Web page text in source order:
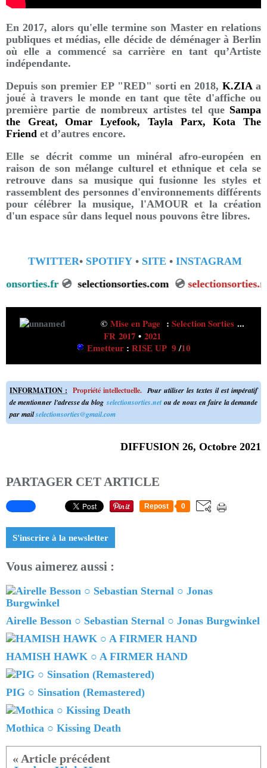
En 2017, alors qu'elle termine son Master en relations
publiques et médias, elle décide de déménager à Berlin
où elle a commencé sa carrière en tant qu’Artiste
indépendante.
Depuis son premier EP "RED" sorti en 2018, K.ZIAa
joué à travers le monde en tant que tête d'affiche ou
première partie de nombreux artistes tel que Sampa
the Great, Omar Lyefook, Tayla Parx, Kota The
Friend et d’autres encore.
Elle se décrit comme un minéral afro-européen en
raison de son mélange culturel et ethnique et cela se
retrouve dans sa musique qui fusionne les styles et
rassemblent des personnes d'environnements différents
pour célébrer la musique, l'AMOUR et la création
d'un espace sûr dans lequel nous pouvons être libres.
TWITTER• SPOTIFY • SITE • INSTAGRAM
💿 selectionsorties.com💿
© Mise en Page : Selection Sorties ...
FR 2017 • 2021
Emetteur : RISE UP 9 /10
INFORMATION : Propriété intellectuelle. Pour utiliser les textes il est impératif
de mentionner l'adresse du blogselectionsorties.net ou de nous en faire la demande
par mailselectionsorties@gmail.com
DIFFUSION 26, Octobre 2021
PARTAGER CET ARTICLE
Repost 0
S'inscrire à la newsletter
Vous aimerez aussi :
Airelle Besson ○ Sebastian Sternal ○ Jonas Burgwinkel
HAMISH HAWK ○ A FIRMER HAND
PIG ○ Sinsation (Remastered)
Mothica ○ Kissing Death